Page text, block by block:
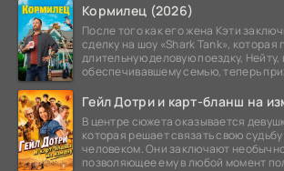
Кормилец (2026)
После того как его жена Кэти
сделку на шоу «Shark Tank», которая
длительную деловую поездку, Нейту,
обеспечивавшему семью, теперь
Гейл Дотри и карт-бланш на
В центре сюжета оказывается
которая решает связать свою
человеком. Они заключают
позволяющее ему в любой момент